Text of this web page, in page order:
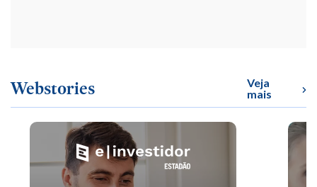
Webstories
Veja
mais